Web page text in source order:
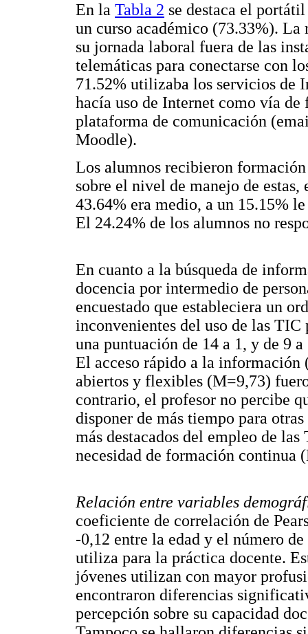
En la Tabla 2 se destaca el
un curso académico (73.33%).
su jornada laboral fuera de las
telemáticas para conectarse con
71.52% utilizaba los servicios de
hacía uso de Internet como vía
plataforma de comunicación
Moodle).
Los alumnos recibieron
sobre el nivel de manejo de
43.64% era medio, a un 15.15%
El 24.24% de los alumnos no
En cuanto a la búsqueda de
docencia por intermedio de
encuestado que estableciera un
inconvenientes del uso de las TIC
una puntuación de 14 a 1, y de 9
El acceso rápido a la
abiertos y flexibles (M=9,73)
contrario, el profesor no percibe
disponer de más tiempo para
más destacados del empleo de
necesidad de formación continua
Relación entre variables
coeficiente de correlación de
-0,12 entre la edad y el número
utiliza para la práctica docente.
jóvenes utilizan con mayor
encontraron diferencias
percepción sobre su capacidad